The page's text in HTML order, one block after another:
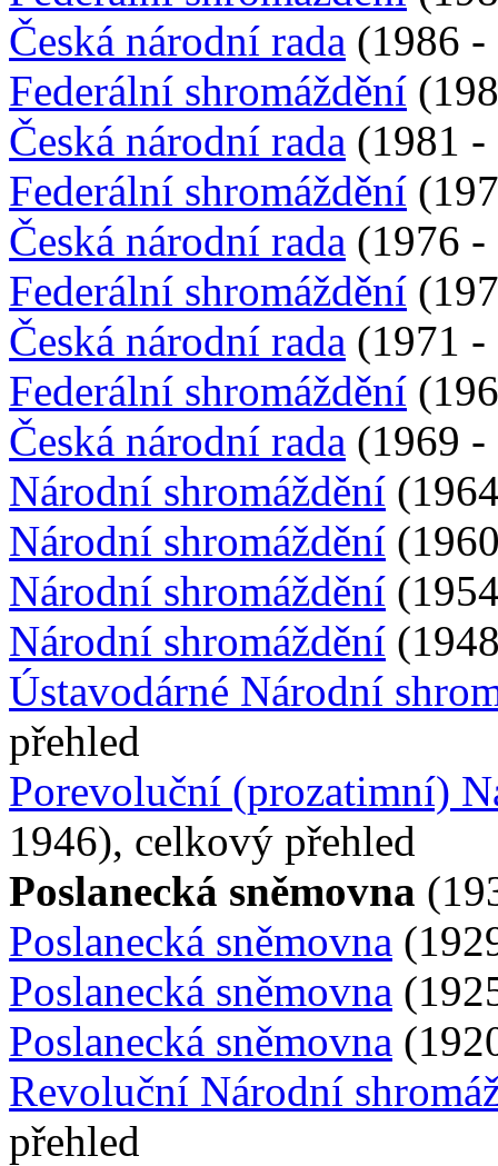
Česká národní rada (1986 -
Federální shromáždění
Česká národní rada (1981 -
Federální shromáždění
Česká národní rada (1976 -
Federální shromáždění
Česká národní rada (1971 -
Federální shromáždění
Česká národní rada (1969 -
Národní shromáždění
Národní shromáždění
Národní shromáždění
Národní shromáždění
Ústavodárné Národní
přehled
Porevoluční (prozatimní)
1946), celkový přehled
Poslanecká sněmovna
Poslanecká sněmovna
Poslanecká sněmovna
Poslanecká sněmovna
Revoluční Národní
přehled